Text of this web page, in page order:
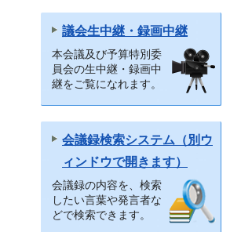
議会生中継・録画中継
本会議及び予算特別委
員会の生中継・録画中
継をご覧になれます。
会議録検索システム（別ウ
ィンドウで開きます）
会議録の内容を、検索
したい言葉や発言者な
どで検索できます。